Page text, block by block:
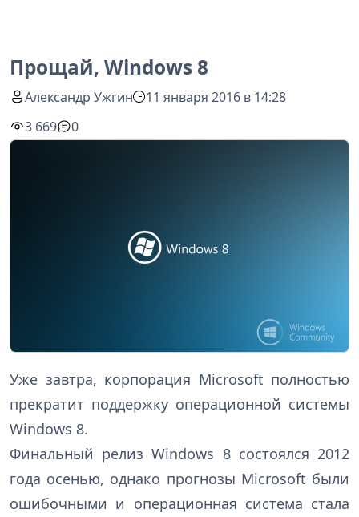
Прощай, Windows 8
Александр Ужгин
11 января 2016 в 14:28
3 669
0
Уже завтра, корпорация Microsoft полностью
прекратит поддержку операционной системы
Windows 8.
Финальный релиз Windows 8 состоялся 2012
года осенью, однако прогнозы Microsoft были
ошибочными и операционная система стала